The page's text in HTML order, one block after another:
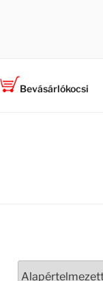
Bevásárlókocsi